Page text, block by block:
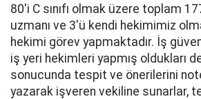
80'i C sınıfı olmak üzere toplam
uzmanı ve 3'ü kendi hekimimiz
hekimi görev yapmaktadır. İş
iş yeri hekimleri yapmış oldukları
sonucunda tespit ve önerilerini
yazarak işveren vekiline sunarlar,